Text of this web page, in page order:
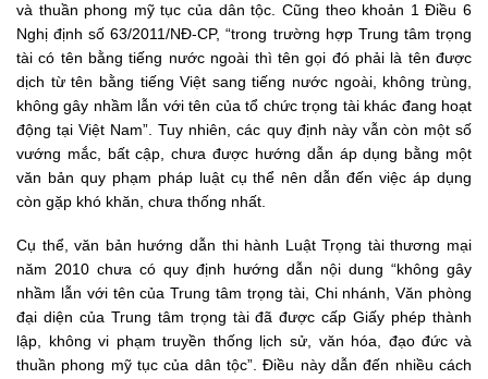
và thuần phong mỹ tục của dân tộc. Cũng theo khoản 1 Điều 6
Nghị định số 63/2011/NĐ-CP, “trong trường hợp Trung tâm trọng
tài có tên bằng tiếng nước ngoài thì tên gọi đó phải là tên được
dịch từ tên bằng tiếng Việt sang tiếng nước ngoài, không trùng,
không gây nhầm lẫn với tên của tổ chức trọng tài khác đang hoạt
động tại Việt Nam”. Tuy nhiên, các quy định này vẫn còn một số
vướng mắc, bất cập, chưa được hướng dẫn áp dụng bằng một
văn bản quy phạm pháp luật cụ thể nên dẫn đến việc áp dụng
còn gặp khó khăn, chưa thống nhất.
Cụ thể, văn bản hướng dẫn thi hành Luật Trọng tài thương mại
năm 2010 chưa có quy định hướng dẫn nội dung “không gây
nhầm lẫn với tên của Trung tâm trọng tài, Chi nhánh, Văn phòng
đại diện của Trung tâm trọng tài đã được cấp Giấy phép thành
lập, không vi phạm truyền thống lịch sử, văn hóa, đạo đức và
thuần phong mỹ tục của dân tộc”. Điều này dẫn đến nhiều cách